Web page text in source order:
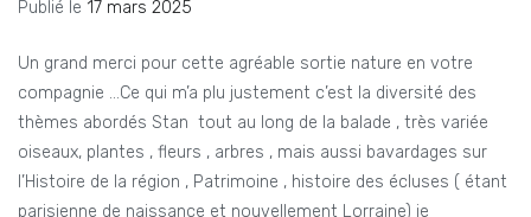
Publié le 17 mars 2025
Un grand merci pour cette agréable sortie nature en votre
compagnie …Ce qui m’a plu justement c’est la diversité des
thèmes abordés Stan tout au long de la balade , très variée
oiseaux, plantes , fleurs , arbres , mais aussi bavardages sur
l’Histoire de la région , Patrimoine , histoire des écluses ( étant
parisienne de naissance et nouvellement Lorraine) je